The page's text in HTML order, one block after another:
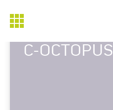
C-OCTOPUS